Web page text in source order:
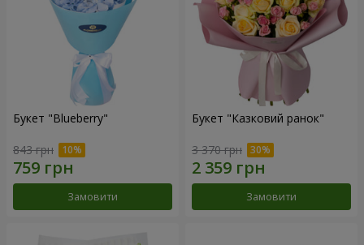
Букет "Blueberry"
843 грн
Замовити
Букет "Казковий ранок"
3 370 грн
Замовити